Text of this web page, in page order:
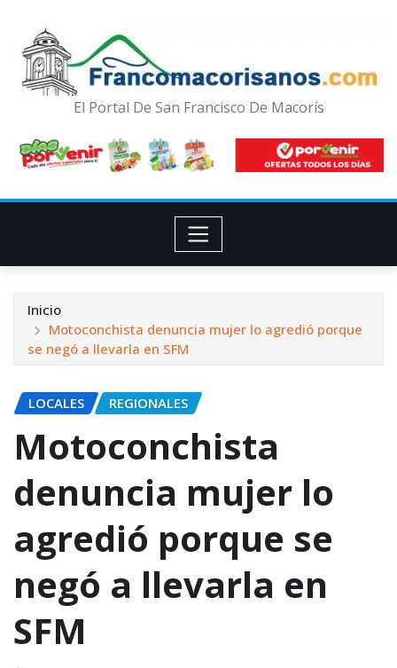
El Portal De San Francisco De Macorís
Inicio
Motoconchista denuncia mujer lo agredió porque
se negó a llevarla en SFM
LOCALES REGIONALES
Motoconchista
denuncia mujer lo
agredió porque se
negó a llevarla en
SFM